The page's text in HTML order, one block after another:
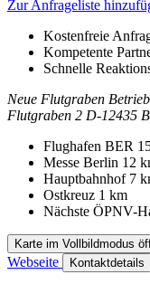
Zur Anfrageliste
Kostenfreie
Kompetente
Schnelle
Kontakt
Adresse
Neue Flutgraben
Flutgraben 2 D-12435
Flughafen BER
Messe Berlin 12
Hauptbahnhof 7
Ostkreuz 1 km
Nächste ÖPNV-
Karte im Vollbildmodus
Webseite Kontaktdetails